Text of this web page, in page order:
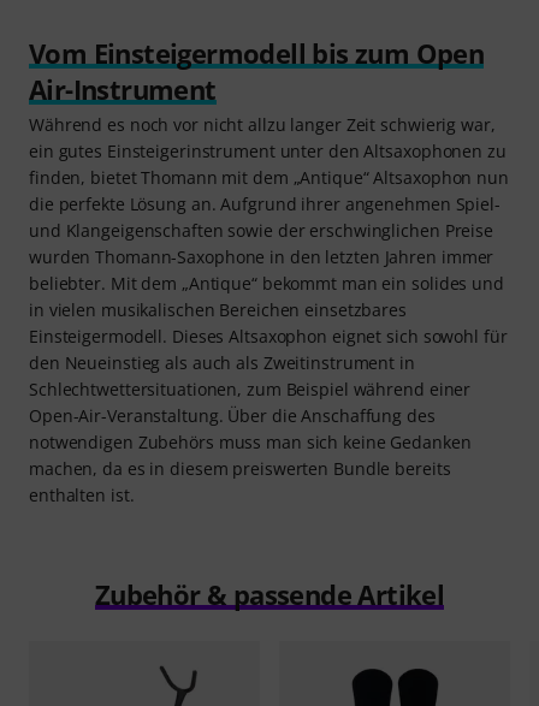
Vom Einsteigermodell bis zum Open
Air-Instrument
Während es noch vor nicht allzu langer Zeit schwierig war,
ein gutes Einsteigerinstrument unter den Altsaxophonen zu
finden, bietet Thomann mit dem „Antique“ Altsaxophon nun
die perfekte Lösung an. Aufgrund ihrer angenehmen Spiel-
und Klangeigenschaften sowie der erschwinglichen Preise
wurden Thomann-Saxophone in den letzten Jahren immer
beliebter. Mit dem „Antique“ bekommt man ein solides und
in vielen musikalischen Bereichen einsetzbares
Einsteigermodell. Dieses Altsaxophon eignet sich sowohl für
den Neueinstieg als auch als Zweitinstrument in
Schlechtwettersituationen, zum Beispiel während einer
Open-Air-Veranstaltung. Über die Anschaffung des
notwendigen Zubehörs muss man sich keine Gedanken
machen, da es in diesem preiswerten Bundle bereits
enthalten ist.
Zubehör & passende Artikel